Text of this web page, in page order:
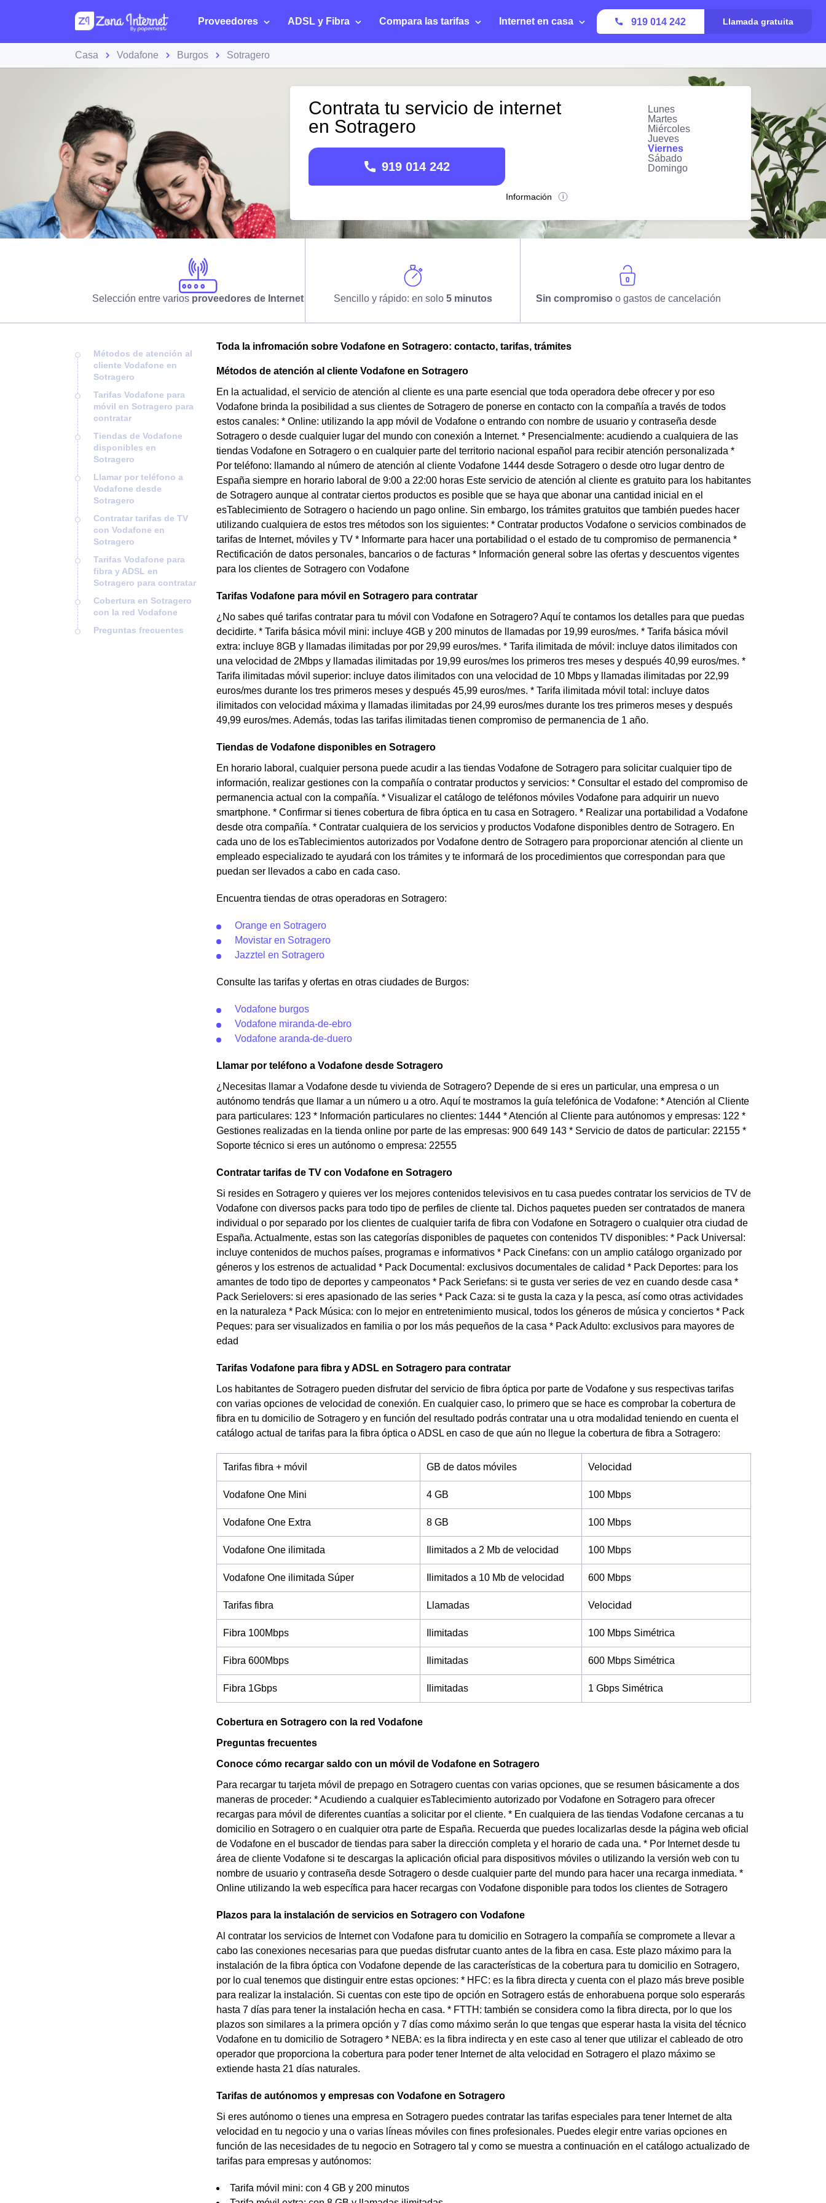
Proveedores ADSL y Fibra Compara las tarifas Internet en casa 919 014 242 Llamada gratuita
Casa Vodafone Burgos Sotragero
Contrata tu servicio de internet
en Sotragero
919 014 242
Información
Lunes
Martes
Miércoles
Jueves
Viernes
Sábado
Domingo
Selección entre varios proveedores de Internet Sencillo y rápido: en solo 5 minutos Sin compromiso o gastos de cancelación
Métodos de atención al
cliente Vodafone en
Sotragero
Tarifas Vodafone para
móvil en Sotragero para
contratar
Tiendas de Vodafone
disponibles en
Sotragero
Llamar por teléfono a
Vodafone desde
Sotragero
Contratar tarifas de TV
con Vodafone en
Sotragero
Tarifas Vodafone para
fibra y ADSL en
Sotragero para contratar
Cobertura en Sotragero
con la red Vodafone
Preguntas frecuentes
Toda la infromación sobre Vodafone en Sotragero: contacto, tarifas, trámites
Métodos de atención al cliente Vodafone en Sotragero
En la actualidad, el servicio de atención al cliente es una parte esencial que toda operadora debe ofrecer y por eso
Vodafone brinda la posibilidad a sus clientes de Sotragero de ponerse en contacto con la compañía a través de todos
estos canales: * Online: utilizando la app móvil de Vodafone o entrando con nombre de usuario y contraseña desde
Sotragero o desde cualquier lugar del mundo con conexión a Internet. * Presencialmente: acudiendo a cualquiera de las
tiendas Vodafone en Sotragero o en cualquier parte del territorio nacional español para recibir atención personalizada *
Por teléfono: llamando al número de atención al cliente Vodafone 1444 desde Sotragero o desde otro lugar dentro de
España siempre en horario laboral de 9:00 a 22:00 horas Este servicio de atención al cliente es gratuito para los habitantes
de Sotragero aunque al contratar ciertos productos es posible que se haya que abonar una cantidad inicial en el
esTablecimiento de Sotragero o haciendo un pago online. Sin embargo, los trámites gratuitos que también puedes hacer
utilizando cualquiera de estos tres métodos son los siguientes: * Contratar productos Vodafone o servicios combinados de
tarifas de Internet, móviles y TV * Informarte para hacer una portabilidad o el estado de tu compromiso de permanencia *
Rectificación de datos personales, bancarios o de facturas * Información general sobre las ofertas y descuentos vigentes
para los clientes de Sotragero con Vodafone
Tarifas Vodafone para móvil en Sotragero para contratar
¿No sabes qué tarifas contratar para tu móvil con Vodafone en Sotragero? Aquí te contamos los detalles para que puedas
decidirte. * Tarifa básica móvil mini: incluye 4GB y 200 minutos de llamadas por 19,99 euros/mes. * Tarifa básica móvil
extra: incluye 8GB y llamadas ilimitadas por por 29,99 euros/mes. * Tarifa ilimitada de móvil: incluye datos ilimitados con
una velocidad de 2Mbps y llamadas ilimitadas por 19,99 euros/mes los primeros tres meses y después 40,99 euros/mes. *
Tarifa ilimitadas móvil superior: incluye datos ilimitados con una velocidad de 10 Mbps y llamadas ilimitadas por 22,99
euros/mes durante los tres primeros meses y después 45,99 euros/mes. * Tarifa ilimitada móvil total: incluye datos
ilimitados con velocidad máxima y llamadas ilimitadas por 24,99 euros/mes durante los tres primeros meses y después
49,99 euros/mes. Además, todas las tarifas ilimitadas tienen compromiso de permanencia de 1 año.
Tiendas de Vodafone disponibles en Sotragero
En horario laboral, cualquier persona puede acudir a las tiendas Vodafone de Sotragero para solicitar cualquier tipo de
información, realizar gestiones con la compañía o contratar productos y servicios: * Consultar el estado del compromiso de
permanencia actual con la compañía. * Visualizar el catálogo de teléfonos móviles Vodafone para adquirir un nuevo
smartphone. * Confirmar si tienes cobertura de fibra óptica en tu casa en Sotragero. * Realizar una portabilidad a Vodafone
desde otra compañía. * Contratar cualquiera de los servicios y productos Vodafone disponibles dentro de Sotragero. En
cada uno de los esTablecimientos autorizados por Vodafone dentro de Sotragero para proporcionar atención al cliente un
empleado especializado te ayudará con los trámites y te informará de los procedimientos que correspondan para que
puedan ser llevados a cabo en cada caso.
Encuentra tiendas de otras operadoras en Sotragero:
Orange en Sotragero
Movistar en Sotragero
Jazztel en Sotragero
Consulte las tarifas y ofertas en otras ciudades de Burgos:
Vodafone burgos
Vodafone miranda-de-ebro
Vodafone aranda-de-duero
Llamar por teléfono a Vodafone desde Sotragero
¿Necesitas llamar a Vodafone desde tu vivienda de Sotragero? Depende de si eres un particular, una empresa o un
autónomo tendrás que llamar a un número u a otro. Aquí te mostramos la guía telefónica de Vodafone: * Atención al Cliente
para particulares: 123 * Información particulares no clientes: 1444 * Atención al Cliente para autónomos y empresas: 122 *
Gestiones realizadas en la tienda online por parte de las empresas: 900 649 143 * Servicio de datos de particular: 22155 *
Soporte técnico si eres un autónomo o empresa: 22555
Contratar tarifas de TV con Vodafone en Sotragero
Si resides en Sotragero y quieres ver los mejores contenidos televisivos en tu casa puedes contratar los servicios de TV de
Vodafone con diversos packs para todo tipo de perfiles de cliente tal. Dichos paquetes pueden ser contratados de manera
individual o por separado por los clientes de cualquier tarifa de fibra con Vodafone en Sotragero o cualquier otra ciudad de
España. Actualmente, estas son las categorías disponibles de paquetes con contenidos TV disponibles: * Pack Universal:
incluye contenidos de muchos países, programas e informativos * Pack Cinefans: con un amplio catálogo organizado por
géneros y los estrenos de actualidad * Pack Documental: exclusivos documentales de calidad * Pack Deportes: para los
amantes de todo tipo de deportes y campeonatos * Pack Seriefans: si te gusta ver series de vez en cuando desde casa *
Pack Serielovers: si eres apasionado de las series * Pack Caza: si te gusta la caza y la pesca, así como otras actividades
en la naturaleza * Pack Música: con lo mejor en entretenimiento musical, todos los géneros de música y conciertos * Pack
Peques: para ser visualizados en familia o por los más pequeños de la casa * Pack Adulto: exclusivos para mayores de
edad
Tarifas Vodafone para fibra y ADSL en Sotragero para contratar
Los habitantes de Sotragero pueden disfrutar del servicio de fibra óptica por parte de Vodafone y sus respectivas tarifas
con varias opciones de velocidad de conexión. En cualquier caso, lo primero que se hace es comprobar la cobertura de
fibra en tu domicilio de Sotragero y en función del resultado podrás contratar una u otra modalidad teniendo en cuenta el
catálogo actual de tarifas para la fibra óptica o ADSL en caso de que aún no llegue la cobertura de fibra a Sotragero:
Tarifas fibra + móvil GB de datos móviles Velocidad
Vodafone One Mini 4 GB 100 Mbps
Vodafone One Extra 8 GB 100 Mbps
Vodafone One ilimitada Ilimitados a 2 Mb de velocidad 100 Mbps
Vodafone One ilimitada Súper Ilimitados a 10 Mb de velocidad 600 Mbps
Tarifas fibra Llamadas Velocidad
Fibra 100Mbps Ilimitadas 100 Mbps Simétrica
Fibra 600Mbps Ilimitadas 600 Mbps Simétrica
Fibra 1Gbps Ilimitadas 1 Gbps Simétrica
Cobertura en Sotragero con la red Vodafone
Preguntas frecuentes
Conoce cómo recargar saldo con un móvil de Vodafone en Sotragero
Para recargar tu tarjeta móvil de prepago en Sotragero cuentas con varias opciones, que se resumen básicamente a dos
maneras de proceder: * Acudiendo a cualquier esTablecimiento autorizado por Vodafone en Sotragero para ofrecer
recargas para móvil de diferentes cuantías a solicitar por el cliente. * En cualquiera de las tiendas Vodafone cercanas a tu
domicilio en Sotragero o en cualquier otra parte de España. Recuerda que puedes localizarlas desde la página web oficial
de Vodafone en el buscador de tiendas para saber la dirección completa y el horario de cada una. * Por Internet desde tu
área de cliente Vodafone si te descargas la aplicación oficial para dispositivos móviles o utilizando la versión web con tu
nombre de usuario y contraseña desde Sotragero o desde cualquier parte del mundo para hacer una recarga inmediata. *
Online utilizando la web específica para hacer recargas con Vodafone disponible para todos los clientes de Sotragero
Plazos para la instalación de servicios en Sotragero con Vodafone
Al contratar los servicios de Internet con Vodafone para tu domicilio en Sotragero la compañía se compromete a llevar a
cabo las conexiones necesarias para que puedas disfrutar cuanto antes de la fibra en casa. Este plazo máximo para la
instalación de la fibra óptica con Vodafone depende de las características de la cobertura para tu domicilio en Sotragero,
por lo cual tenemos que distinguir entre estas opciones: * HFC: es la fibra directa y cuenta con el plazo más breve posible
para realizar la instalación. Si cuentas con este tipo de opción en Sotragero estás de enhorabuena porque solo esperarás
hasta 7 días para tener la instalación hecha en casa. * FTTH: también se considera como la fibra directa, por lo que los
plazos son similares a la primera opción y 7 días como máximo serán lo que tengas que esperar hasta la visita del técnico
Vodafone en tu domicilio de Sotragero * NEBA: es la fibra indirecta y en este caso al tener que utilizar el cableado de otro
operador que proporciona la cobertura para poder tener Internet de alta velocidad en Sotragero el plazo máximo se
extiende hasta 21 días naturales.
Tarifas de autónomos y empresas con Vodafone en Sotragero
Si eres autónomo o tienes una empresa en Sotragero puedes contratar las tarifas especiales para tener Internet de alta
velocidad en tu negocio y una o varias líneas móviles con fines profesionales. Puedes elegir entre varias opciones en
función de las necesidades de tu negocio en Sotragero tal y como se muestra a continuación en el catálogo actualizado de
tarifas para empresas y autónomos:
Tarifa móvil mini: con 4 GB y 200 minutos